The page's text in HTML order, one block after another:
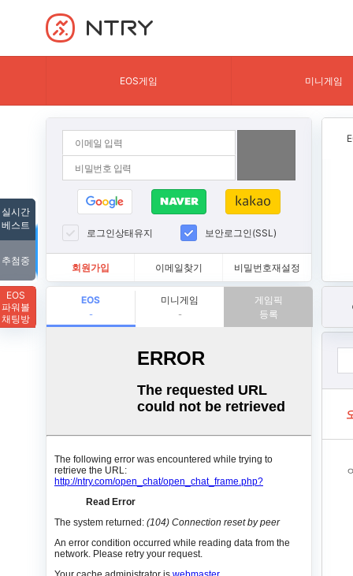
NTRY
EOS게임 미니게임
로그인상태유지 보안로그인(SSL)
회원가입 이메일찾기 비밀번호재설정
EOS
-
미니게임
-
게임픽
등록
실시간
베스트
추첨중
EOS
파워볼
채팅방